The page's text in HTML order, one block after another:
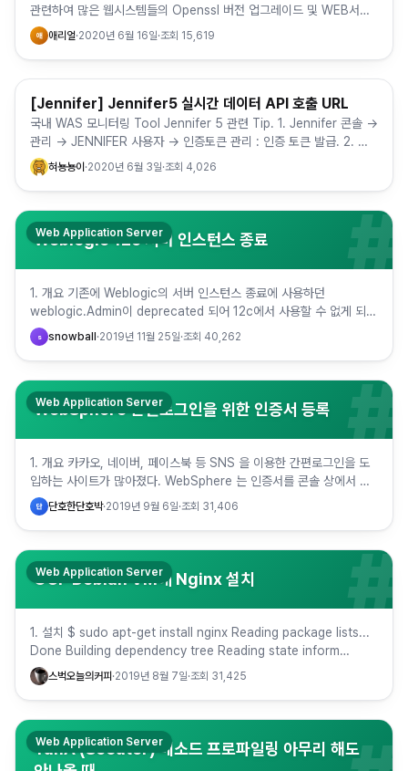
관련하여 많은 웹시스템들의 Openssl 버전 업그레이드 및 WEB서버
의 업그레이드 등이 이루어지고 있는데요, Ope…
애 애리얼·2020년 6월 16일·조회 15,619
Web Application Server
[Jennifer] Jennifer5 실시간 데이터 API 호출 URL
국내 WAS 모니터링 Tool Jennifer 5 관련 Tip. 1. Jennifer 콘솔 →
관리 → JENNIFER 사용자 → 인증토큰 관리 : 인증 토큰 발급. 2. 아
래 내용과 같이 URL로…
혀뇽뇽이·2020년 6월 3일·조회 4,026
Weblogic 12c 서버 인스턴스 종료 #
Web Application Server
1. 개요 기존에 Weblogic의 서버 인스턴스 종료에 사용하던
weblogic.Admin이 deprecated 되어 12c에서 사용할 수 없게 되었
다. Weblogic 12c에서 권장하는 인스턴…
s snowball·2019년 11월 25일·조회 40,262
WebSphere 간편로그인을 위한 인증서 등록 #
Web Application Server
1. 개요 카카오, 네이버, 페이스북 등 SNS 을 이용한 간편로그인을 도
입하는 사이트가 많아졌다. WebSphere 는 인증서를 콘솔 상에서 직
접 등록을 해야하기에 방법을 소개해보려 한다. 2. …
단 단호한단호박·2019년 9월 6일·조회 31,406
GCP Debian VM에 Nginx 설치 #
Web Application Server
1. 설치 $ sudo apt-get install nginx Reading package lists...
Done Building dependency tree Reading state inform…
스벅오늘의커피·2019년 8월 7일·조회 31,425
TunA (Scouter) 메소드 프로파일링 아무리 해도
Web Application Server